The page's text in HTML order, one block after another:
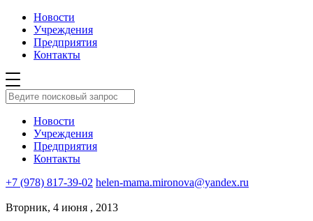
Новости
Учреждения
Предприятия
Контакты
Новости
Учреждения
Предприятия
Контакты
+7 (978) 817-39-02 helen-mama.mironova@yandex.ru
Вторник, 4 июня , 2013